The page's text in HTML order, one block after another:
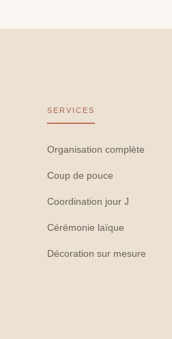
SERVICES
Organisation complète
Coup de pouce
Coordination jour J
Cérémonie laïque
Décoration sur mesure